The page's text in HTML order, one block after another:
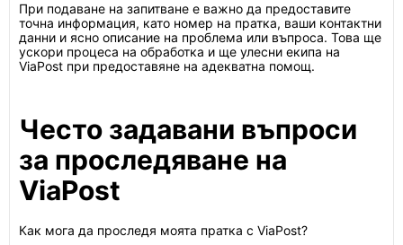
При подаване на запитване е важно да предоставите
точна информация, като номер на пратка, ваши контактни
данни и ясно описание на проблема или въпроса. Това ще
ускори процеса на обработка и ще улесни екипа на
ViaPost при предоставяне на адекватна помощ.
Често задавани въпроси
за проследяване на
ViaPost
Как мога да проследя моята пратка с ViaPost?